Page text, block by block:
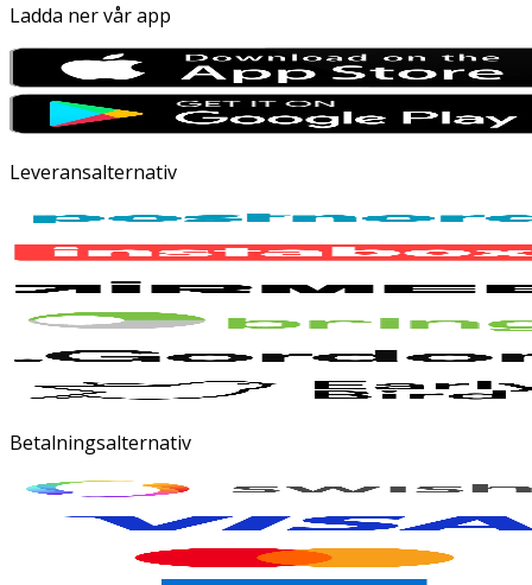
Ladda ner vår app
Leveransalternativ
Betalningsalternativ